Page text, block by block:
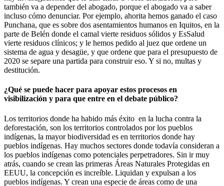
también va a depender del abogado, porque el abogado va a saber
incluso cómo denunciar. Por ejemplo, ahorita hemos ganado el caso
Punchana, que es sobre dos asentamientos humanos en Iquitos, en la
parte de Belén donde el camal vierte residuos sólidos y EsSalud
vierte residuos clínicos; y le hemos pedido al juez que ordene un
sistema de agua y desagüe, y que ordene que para el presupuesto de
2020 se separe una partida para construir eso. Y si no, multas y
destitución.
¿Qué se puede hacer para apoyar estos procesos en
visibilización y para que entre en el debate público?
Los territorios donde ha habido más éxito en la lucha contra la
deforestación, son los territorios controlados por los pueblos
indígenas, la mayor biodiversidad es en territorios donde hay
pueblos indígenas. Hay muchos sectores donde todavía consideran a
los pueblos indígenas como potenciales perpetradores. Sin ir muy
atrás, cuando se crean las primeras Áreas Naturales Protegidas en
EEUU, la concepción es increíble. Liquidan y expulsan a los
pueblos indígenas. Y crean una especie de áreas como de una